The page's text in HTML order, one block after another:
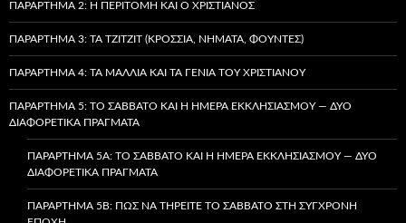
ΠΑΡΆΡΤΗΜΑ 2: Η ΠΕΡΙΤΟΜΉ ΚΑΙ Ο ΧΡΙΣΤΙΑΝΌΣ
ΠΑΡΆΡΤΗΜΑ 3: ΤΑ TZITZIT (ΚΡΌΣΣΙΑ, ΝΉΜΑΤΑ, ΦΟΎΝΤΕΣ)
ΠΑΡΆΡΤΗΜΑ 4: ΤΑ ΜΑΛΛΙΆ ΚΑΙ ΤΑ ΓΈΝΙΑ ΤΟΥ ΧΡΙΣΤΙΑΝΟΎ
ΠΑΡΆΡΤΗΜΑ 5: ΤΟ ΣΆΒΒΑΤΟ ΚΑΙ Η ΗΜΈΡΑ ΕΚΚΛΗΣΙΑΣΜΟΎ — ΔΎΟ
ΔΙΑΦΟΡΕΤΙΚΆ ΠΡΆΓΜΑΤΑ
ΠΑΡΆΡΤΗΜΑ 5A: ΤΟ ΣΆΒΒΑΤΟ ΚΑΙ Η ΗΜΈΡΑ ΕΚΚΛΗΣΙΑΣΜΟΎ — ΔΎΟ
ΔΙΑΦΟΡΕΤΙΚΆ ΠΡΆΓΜΑΤΑ
ΠΑΡΆΡΤΗΜΑ 5B: ΠΏΣ ΝΑ ΤΗΡΕΊΤΕ ΤΟ ΣΆΒΒΑΤΟ ΣΤΗ ΣΎΓΧΡΟΝΗ